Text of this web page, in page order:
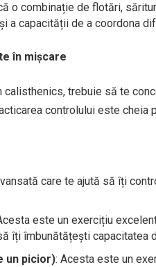
o combinație de flotări,
a capacității de a coordona
în mișcare
calisthenics, trebuie să te
controlului este
care te ajută să îți
este un exercițiu
îți îmbunătățești capacitatea
un picior): Acesta este un